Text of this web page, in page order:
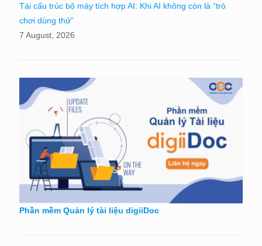
Tái cấu trúc bộ máy tích hợp AI: Khi AI không còn là “trò
chơi dùng thử”
7 August, 2026
Phần mềm Quản lý tài liệu digiiDoc